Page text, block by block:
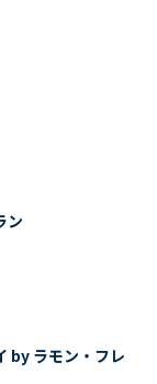
ン
by ラモン・フレ